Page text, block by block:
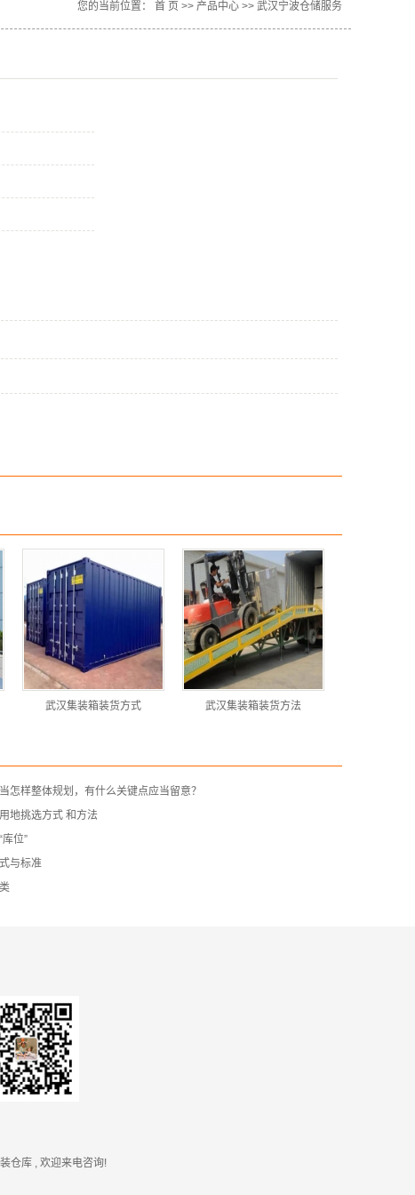
您的当前位置： 首 页 >> 产品中心 >> 武汉宁波仓储服务
武汉集装箱装货方式 武汉集装箱装货方法
怎样整体规划，有什么关键点应当留意？
地挑选方式 和方法
位”
与标准
仓库, 欢迎来电咨询!